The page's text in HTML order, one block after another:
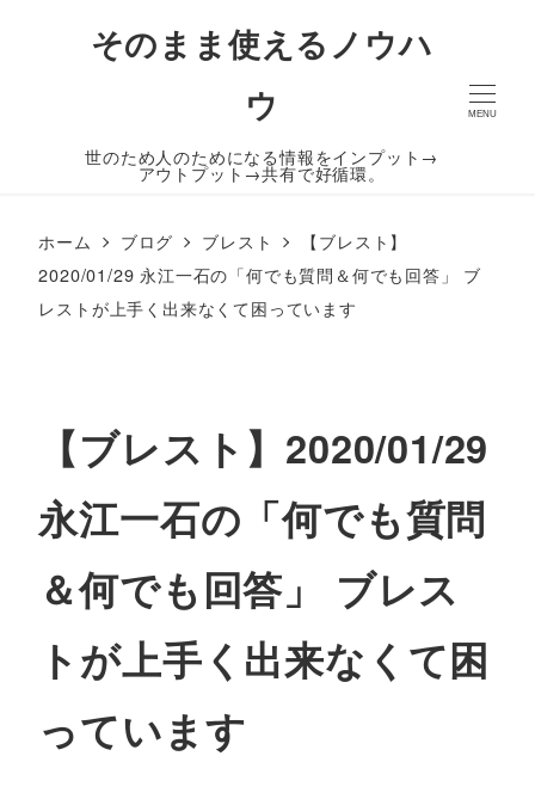
そのまま使えるノウハ
ウ
世のため人のためになる情報をインプット→
アウトプット→共有で好循環。
MENU
ホーム ブログ ブレスト
【ブレスト】
2020/01/29 永江一石の「何でも質問＆何でも回答」 ブ
レストが上手く出来なくて困っています
【ブレスト】2020/01/29
永江一石の「何でも質問
＆何でも回答」 ブレス
トが上手く出来なくて困
っています